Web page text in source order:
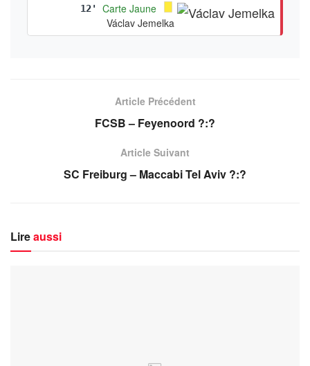
12'
Carte Jaune
Václav Jemelka
Article Précédent
FCSB – Feyenoord ?:?
Article Suivant
SC Freiburg – Maccabi Tel Aviv ?:?
Lireaussi